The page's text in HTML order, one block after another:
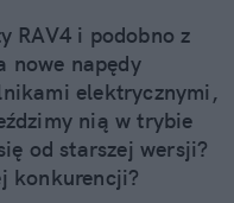
RAV4 i podobno z
nowe napędy
elektrycznymi,
nią w trybie
od starszej wersji?
konkurencji?